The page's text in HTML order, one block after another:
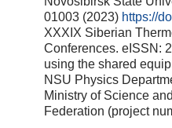
01003 (2023) https://
XXXIX Siberian
Conferences. eISSN:
using the shared
NSU Physics
Ministry of Science
Federation (project